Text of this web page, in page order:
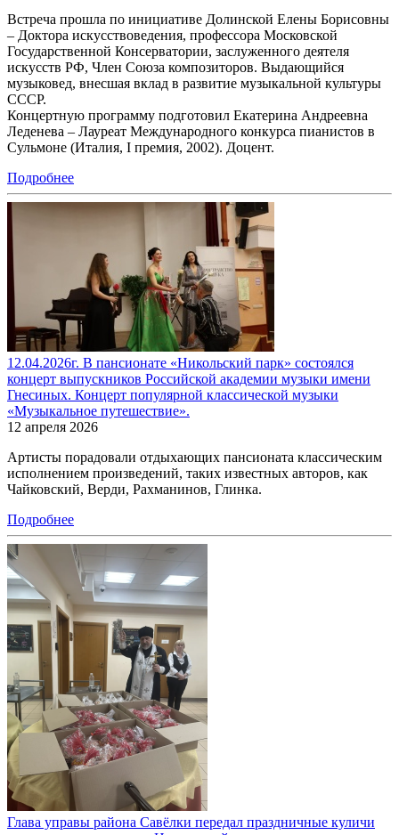
Встреча прошла по инициативе Долинской Елены Борисовны
– Доктора искусствоведения, профессора Московской
Государственной Консерватории, заслуженного деятеля
искусств РФ, Член Союза композиторов. Выдающийся
музыковед, внесшая вклад в развитие музыкальной культуры
СССР.
Концертную программу подготовил Екатерина Андреевна
Леденева – Лауреат Международного конкурса пианистов в
Сульмоне (Италия, I премия, 2002). Доцент.
Подробнее
12.04.2026г. В пансионате «Никольский парк» состоялся
концерт выпускников Российской академии музыки имени
Гнесиных. Концерт популярной классической музыки
«Музыкальное путешествие».
12 апреля 2026
Артисты порадовали отдыхающих пансионата классическим
исполнением произведений, таких известных авторов, как
Чайковский, Верди, Рахманинов, Глинка.
Подробнее
Глава управы района Савёлки передал праздничные куличи